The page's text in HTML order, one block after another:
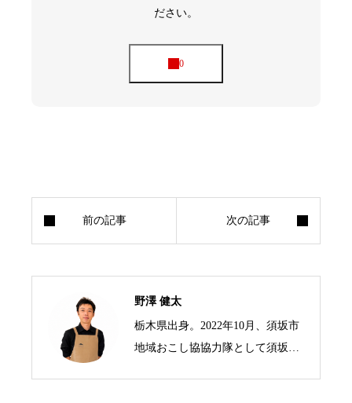
ださい。
野澤 健太
栃木県出身。2022年10月、須坂市
地域おこし協協力隊として須坂市